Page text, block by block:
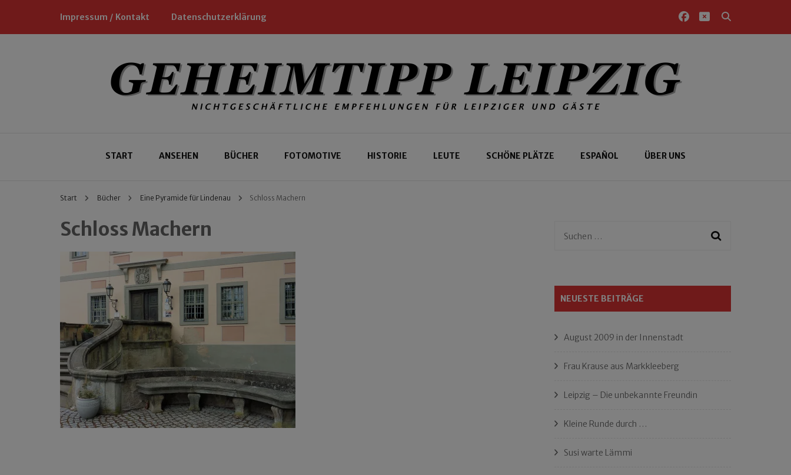
Impressum / Kontakt Datenschutzerklärung
Geheimtipp Leipzig
START ANSEHEN BÜCHER FOTOMOTIVE HISTORIE LEUTE SCHÖNE PLÄTZE ESPAÑOL ÜBER UNS
Start Bücher Eine Pyramide für Lindenau Schloss Machern
Schloss Machern
Suchen
NEUESTE BEITRÄGE
August 2009 in der Innenstadt
Frau Krause aus Markkleeberg
Leipzig – Die unbekannte Freundin
Kleine Runde durch …
Susi warte Lämmi